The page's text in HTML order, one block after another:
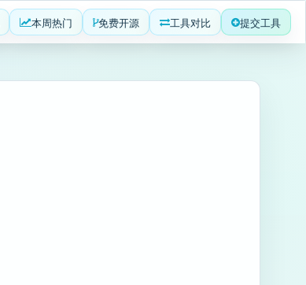
本周热门 免费开源 工具对比 提交工具